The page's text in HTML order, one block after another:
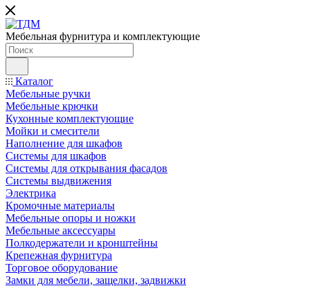
Мебельная фурнитура и комплектующие
Каталог
Мебельные ручки
Мебельные крючки
Кухонные комплектующие
Мойки и смесители
Наполнение для шкафов
Cистемы для шкафов
Системы для открывания фасадов
Системы выдвижения
Электрика
Кромочные материалы
Мебельные опоры и ножки
Мебельные аксессуары
Полкодержатели и кронштейны
Крепежная фурнитура
Торговое оборудование
Замки для мебели, защелки, задвижки